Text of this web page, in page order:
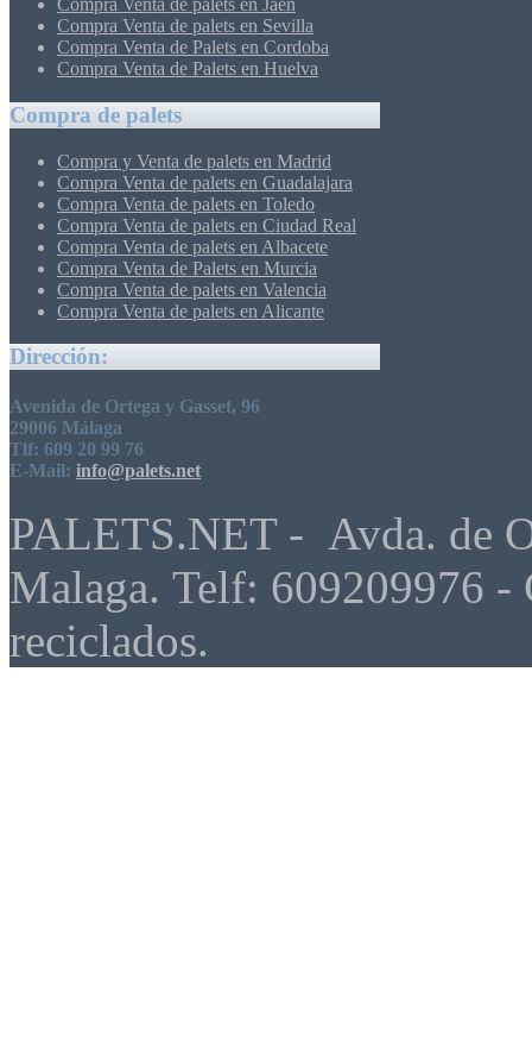
Compra Venta de palets en Jaen
Compra Venta de palets en Sevilla
Compra Venta de Palets en Cordoba
Compra Venta de Palets en Huelva
Compra de palets
Compra y Venta de palets en Madrid
Compra Venta de palets en Guadalajara
Compra Venta de palets en Toledo
Compra Venta de palets en Ciudad Real
Compra Venta de palets en Albacete
Compra Venta de Palets en Murcia
Compra Venta de palets en Valencia
Compra Venta de palets en Alicante
Dirección:
Avenida de Ortega y Gasset, 96
29006 Málaga
Tlf: 609 20 99 76
E-Mail: info@palets.net
PALETS.NET - Avda. de
Malaga. Telf: 609209976 -
reciclados.